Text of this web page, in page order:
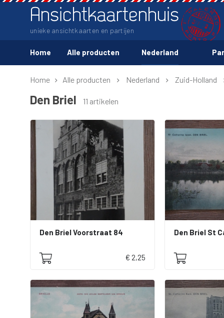
Ansichtkaartenhuis
unieke ansichtkaarten en partijen
Home Alle producten Nederland
Home Alle producten Nederland Zuid-Holland
Den Briel 11 artikelen
Den Briel Voorstraat 84
€ 2,25
Den Briel St